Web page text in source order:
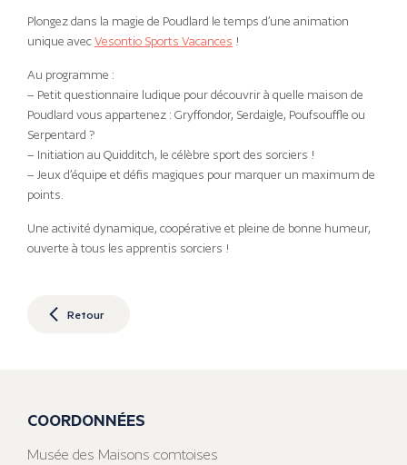
Plongez dans la magie de Poudlard le temps d’une animation
unique avec Vesontio Sports Vacances !
Au programme :
– Petit questionnaire ludique pour découvrir à quelle maison de
Poudlard vous appartenez : Gryffondor, Serdaigle, Poufsouffle ou
Serpentard ?
– Initiation au Quidditch, le célèbre sport des sorciers !
– Jeux d’équipe et défis magiques pour marquer un maximum de
points.
Une activité dynamique, coopérative et pleine de bonne humeur,
ouverte à tous les apprentis sorciers !
Retour
COORDONNÉES
Musée des Maisons comtoises